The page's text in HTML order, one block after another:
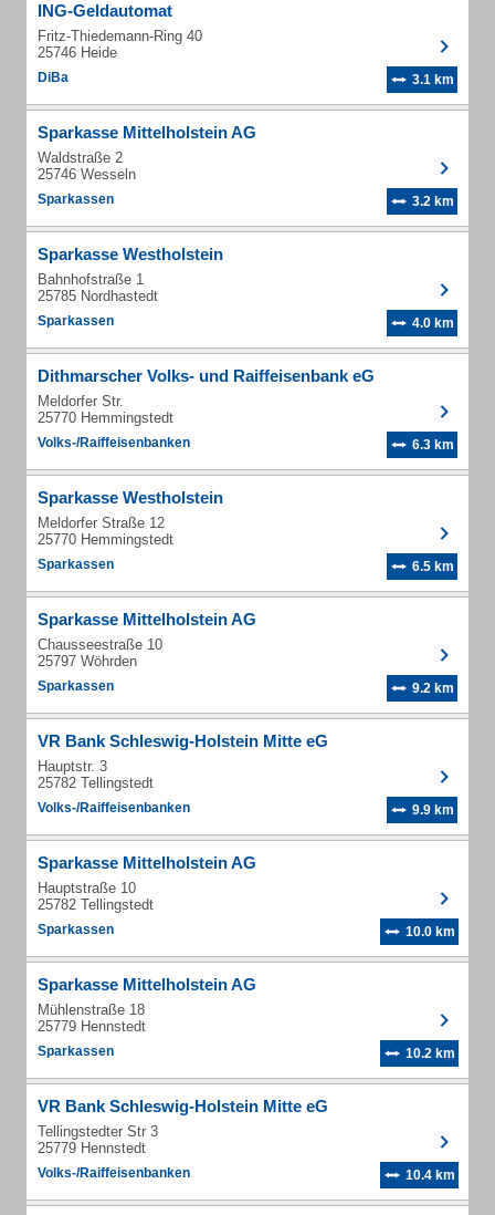
ING-Geldautomat
Fritz-Thiedemann-Ring 40
25746 Heide
DiBa 3.1 km
Sparkasse Mittelholstein AG
Waldstraße 2
25746 Wesseln
Sparkassen 3.2 km
Sparkasse Westholstein
Bahnhofstraße 1
25785 Nordhastedt
Sparkassen 4.0 km
Dithmarscher Volks- und Raiffeisenbank eG
Meldorfer Str.
25770 Hemmingstedt
Volks-/Raiffeisenbanken 6.3 km
Sparkasse Westholstein
Meldorfer Straße 12
25770 Hemmingstedt
Sparkassen 6.5 km
Sparkasse Mittelholstein AG
Chausseestraße 10
25797 Wöhrden
Sparkassen 9.2 km
VR Bank Schleswig-Holstein Mitte eG
Hauptstr. 3
25782 Tellingstedt
Volks-/Raiffeisenbanken 9.9 km
Sparkasse Mittelholstein AG
Hauptstraße 10
25782 Tellingstedt
Sparkassen 10.0 km
Sparkasse Mittelholstein AG
Mühlenstraße 18
25779 Hennstedt
Sparkassen 10.2 km
VR Bank Schleswig-Holstein Mitte eG
Tellingstedter Str 3
25779 Hennstedt
Volks-/Raiffeisenbanken 10.4 km